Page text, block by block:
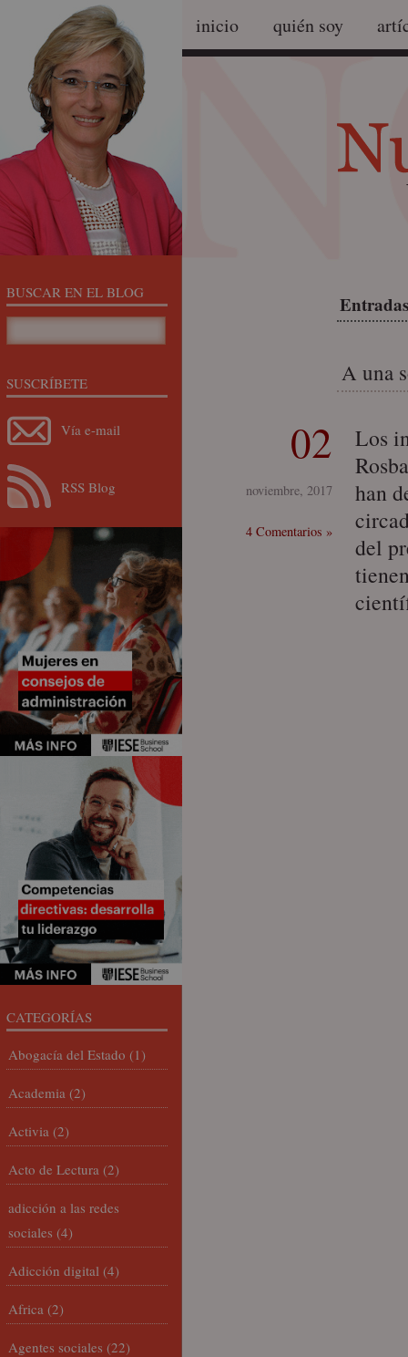
inicio quién soy
A una
02
noviembre, 2017
4 Comentarios »
Los
han
del
BUSCAR EN EL BLOG
SUSCRÍBETE
Vía e-mail
RSS Blog
CATEGORÍAS
Abogacía del Estado (1)
Academia (2)
Activia (2)
Acto de Lectura (2)
adicción a las redes
sociales (4)
Adicción digital (4)
Africa (2)
Agentes sociales (22)